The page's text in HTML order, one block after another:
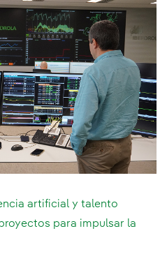
artificial y talento
para impulsar la